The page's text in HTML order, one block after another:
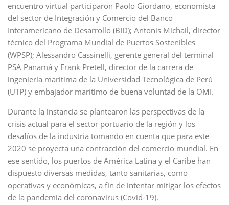
encuentro virtual participaron Paolo Giordano, economista
del sector de Integración y Comercio del Banco
Interamericano de Desarrollo (BID); Antonis Michail, director
técnico del Programa Mundial de Puertos Sostenibles
(WPSP); Alessandro Cassinelli, gerente general del terminal
PSA Panamá y Frank Pretell, director de la carrera de
ingeniería marítima de la Universidad Tecnológica de Perú
(UTP) y embajador marítimo de buena voluntad de la OMI.
Durante la instancia se plantearon las perspectivas de la
crisis actual para el sector portuario de la región y los
desafíos de la industria tomando en cuenta que para este
2020 se proyecta una contracción del comercio mundial. En
ese sentido, los puertos de América Latina y el Caribe han
dispuesto diversas medidas, tanto sanitarias, como
operativas y económicas, a fin de intentar mitigar los efectos
de la pandemia del coronavirus (Covid-19).